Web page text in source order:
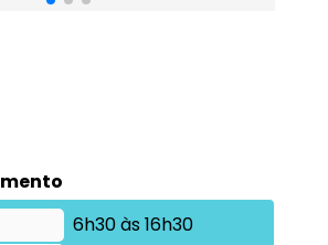
6h30 às 16h30